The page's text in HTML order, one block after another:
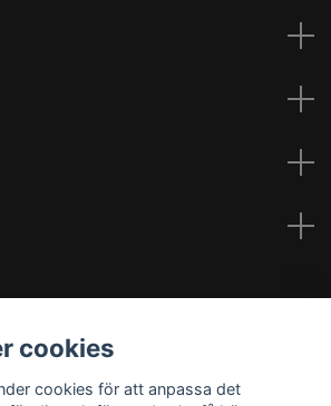
cookies
cookies för att anpassa det